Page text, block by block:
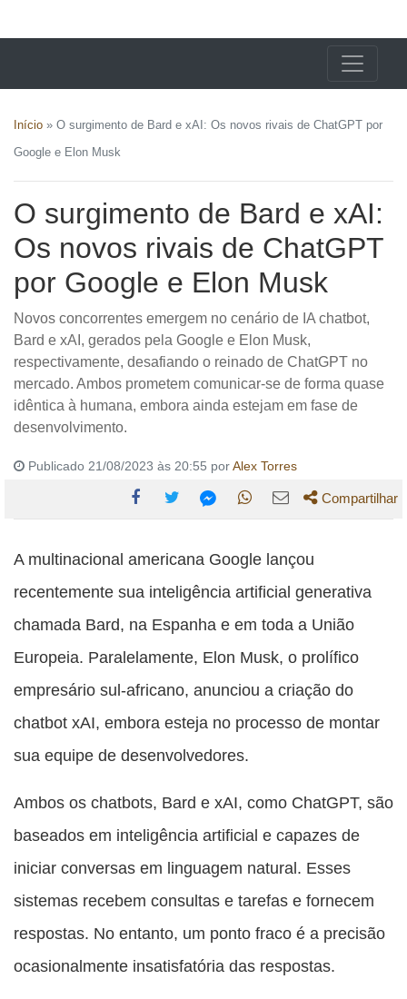
Início » O surgimento de Bard e xAI: Os novos rivais de ChatGPT por
Google e Elon Musk
O surgimento de Bard e xAI:
Os novos rivais de ChatGPT
por Google e Elon Musk
Novos concorrentes emergem no cenário de IA chatbot,
Bard e xAI, gerados pela Google e Elon Musk,
respectivamente, desafiando o reinado de ChatGPT no
mercado. Ambos prometem comunicar-se de forma quase
idêntica à humana, embora ainda estejam em fase de
desenvolvimento.
Publicado 21/08/2023 às 20:55 porAlex Torres
esta
publicação
Facebook
esta
publicação
Twitter
esta
publicação
esta
publicação
esta
publicação
Compartilhar
A multinacional americana Google lançou
recentemente sua inteligência artificial generativa
chamada Bard, na Espanha e em toda a União
Europeia. Paralelamente, Elon Musk, o prolífico
empresário sul-africano, anunciou a criação do
chatbot xAI, embora esteja no processo de montar
sua equipe de desenvolvedores.
Ambos os chatbots, Bard e xAI, como ChatGPT, são
baseados em inteligência artificial e capazes de
iniciar conversas em linguagem natural. Esses
sistemas recebem consultas e tarefas e fornecem
respostas. No entanto, um ponto fraco é a precisão
ocasionalmente insatisfatória das respostas.